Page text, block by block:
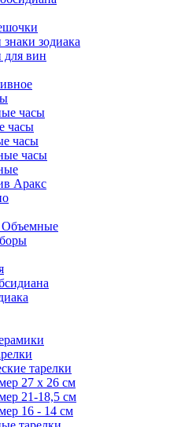
зодиака
вин
часы
часы
часы
часы
Аракс
тарелки
27 х 26 см
21-18,5 см
16 - 14 см